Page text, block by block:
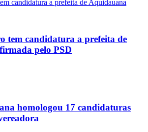
tem candidatura a prefeita de
pelo PSD
homologou 17 candidaturas